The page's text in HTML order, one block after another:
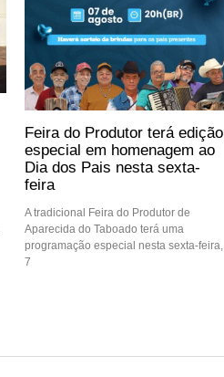
Feira do Produtor terá edição
especial em homenagem ao
Dia dos Pais nesta sexta-
feira
A tradicional Feira do Produtor de
Aparecida do Taboado terá uma
programação especial nesta sexta-feira,
7